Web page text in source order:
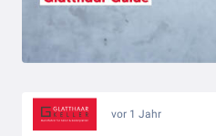
vor 1 Jahr